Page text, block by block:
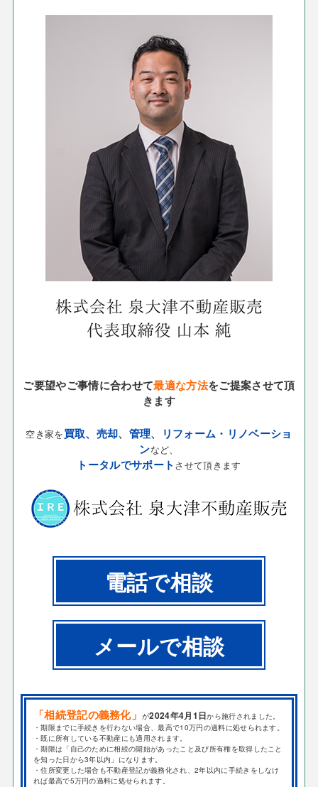
ご要望やご事情に合わせて最適な方法をご提案させて頂
きます
空き家を買取、売却、管理、リフォーム・リノベーショ
ンなど、
トータルでサポート させて頂きます
電話で相談
メールで相談
「相続登記の義務化」が2024年4月1日から施行されました。
・期限までに手続きを行わない場合、最高で10万円の過料に処せられます。
・既に所有している不動産にも適用されます。
・期限は「自己のために相続の開始があったこと及び所有権を取得したこと
を知った日から3年以内」になります。
・住所変更した場合も不動産登記が義務化され、2年以内に手続きをしなけ
れば最高で5万円の過料に処せられます。